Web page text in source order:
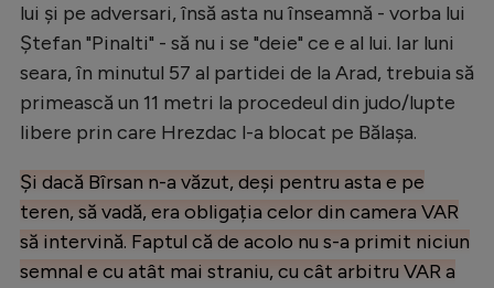
lui și pe adversari, însă asta nu înseamnă - vorba lui
Ștefan "Pinalti" - să nu i se "deie" ce e al lui. Iar luni
seara, în minutul 57 al partidei de la Arad, trebuia să
primească un 11 metri la procedeul din judo/lupte
libere prin care Hrezdac l-a blocat pe Bălașa.
Și dacă Bîrsan n-a văzut, deși pentru asta e pe
teren, să vadă, era obligația celor din camera VAR
să intervină. Faptul că de acolo nu s-a primit niciun
semnal e cu atât mai straniu, cu cât arbitru VAR a